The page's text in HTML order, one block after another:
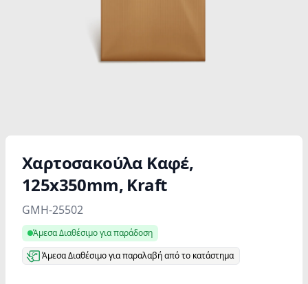
Χαρτοσακούλα Καφέ,
125x350mm, Kraft
Product information
GMH-25502
Άμεσα Διαθέσιμο για παράδοση
Άμεσα Διαθέσιμο για παραλαβή από το κατάστημα